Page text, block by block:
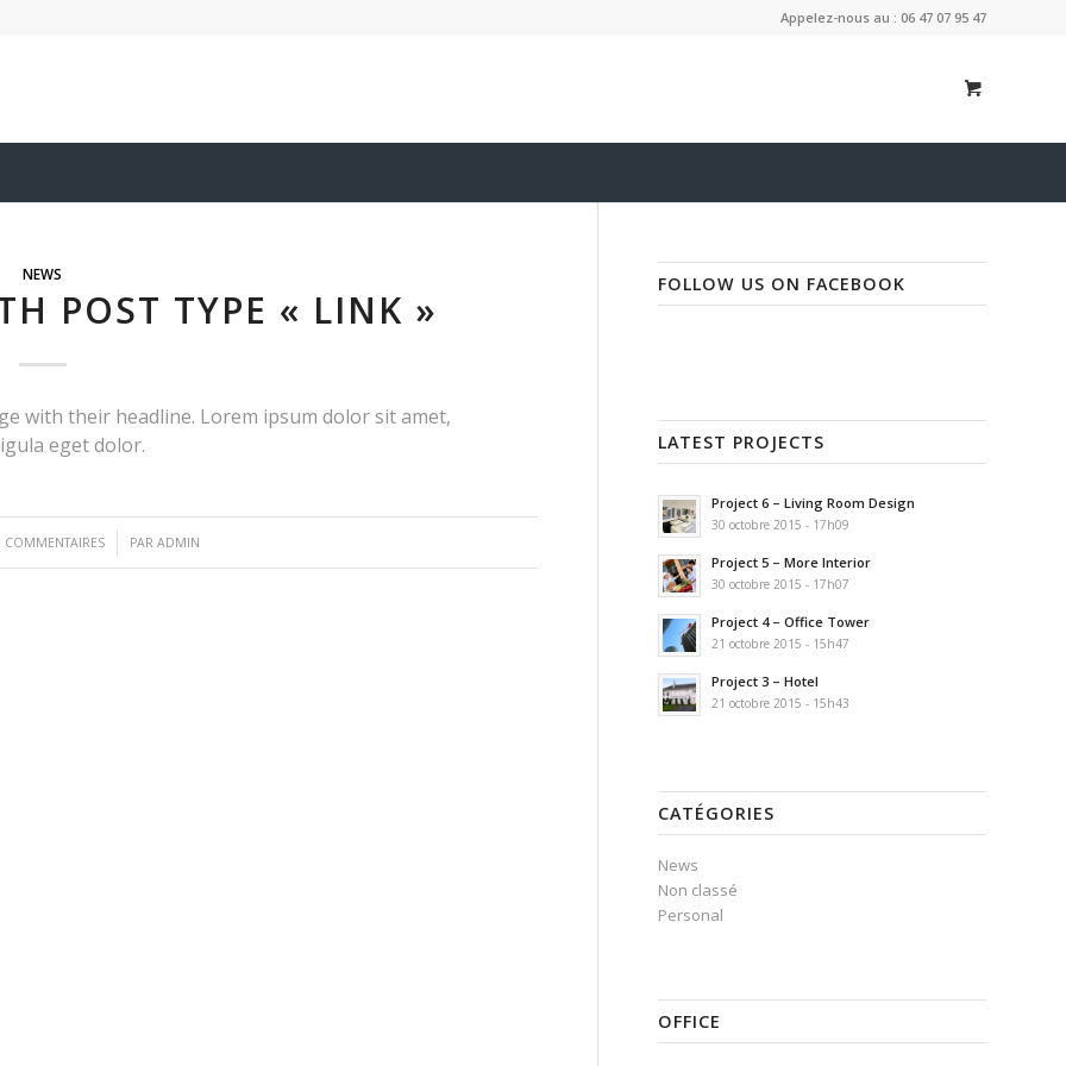
Appelez-nous au : 06 47 07 95 47
NEWS
POST TYPE « LINK »
with their headline. Lorem ipsum dolor sit amet,
eget dolor.
COMMENTAIRES
/ PARADMIN
FOLLOW US ON FACEBOOK
LATEST PROJECTS
Project 6 – Living Room Design
30 octobre 2015 - 17h09
Project 5 – More Interior
30 octobre 2015 - 17h07
Project 4 – Office Tower
21 octobre 2015 - 15h47
Project 3 – Hotel
21 octobre 2015 - 15h43
CATÉGORIES
News
Non classé
Personal
OFFICE